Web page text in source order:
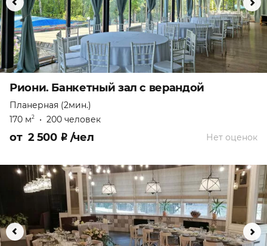
Риони. Банкетный зал с верандой
Планерная (2мин.)
170 м2 • 200 человек
Нет оценок
от 2 500 ₽ /чел